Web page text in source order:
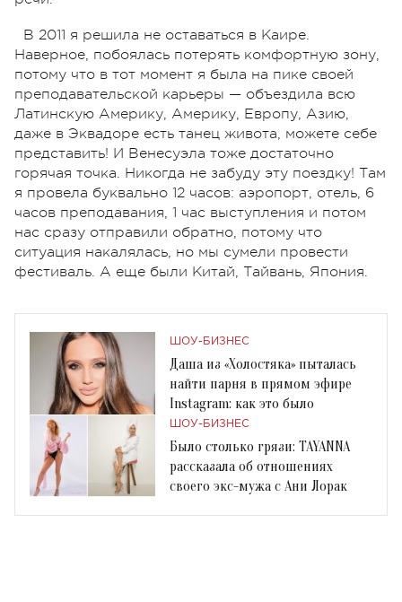
В 2011 я решила не оставаться в Каире.
Наверное, побоялась потерять комфортную зону,
потому что в тот момент я была на пике своей
преподавательской карьеры — объездила всю
Латинскую Америку, Америку, Европу, Азию,
даже в Эквадоре есть танец живота, можете себе
представить! И Венесуэла тоже достаточно
горячая точка. Никогда не забуду эту поездку! Там
я провела буквально 12 часов: аэропорт, отель, 6
часов преподавания, 1 час выступления и потом
нас сразу отправили обратно, потому что
ситуация накалялась, но мы сумели провести
фестиваль. А еще были Китай, Тайвань, Япония.
ШОУ-БИЗНЕС
Даша из «Холостяка» пыталась
найти парня в прямом эфире
Instagram: как это было
ШОУ-БИЗНЕС
Было столько грязи: TAYANNA
рассказала об отношениях
своего экс-мужа с Ани Лорак